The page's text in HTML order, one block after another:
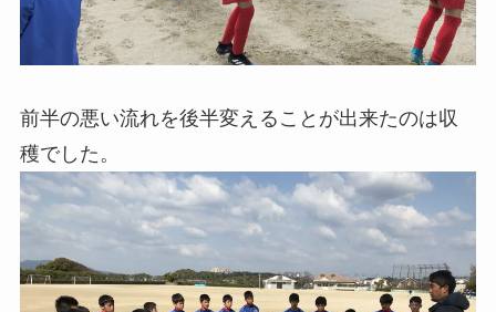
前半の悪い流れを後半変えることが出来たのは収
穫でした。